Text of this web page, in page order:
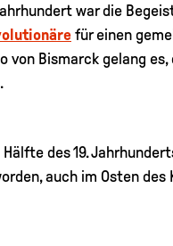
war die
für einen
von Bismarck gelang
Hälfte des 19.
auch im Osten des